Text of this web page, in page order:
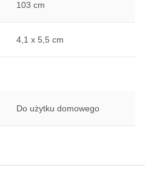
103 cm
4,1 x 5,5 cm
Do użytku domowego